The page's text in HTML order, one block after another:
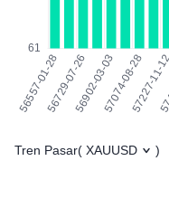
Tren Pasar( XAUUSD )